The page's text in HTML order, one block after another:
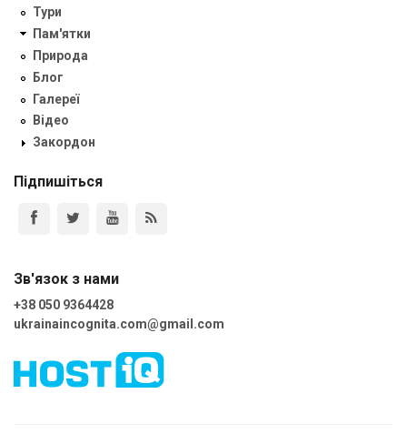
Тури
Пам'ятки
Природа
Блог
Галереї
Відео
Закордон
Підпишіться
Зв'язок з нами
+38 050 9364428
ukrainaincognita.com@gmail.com